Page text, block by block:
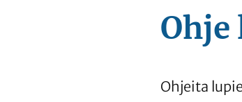
Ohje
Ohjeita